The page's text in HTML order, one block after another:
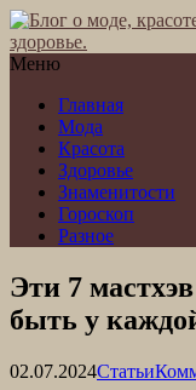
здоровье.
Меню
Главная
Мода
Красота
Здоровье
Знаменитости
Гороскоп
Разное
Эти 7
быть у
02.07.2024Статьи